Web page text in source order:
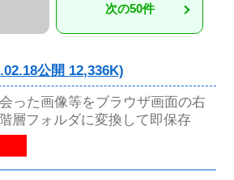
次の50件
公開 12,336K)
った画像等をブラウザ画面の右
層フォルダに変換して即保存